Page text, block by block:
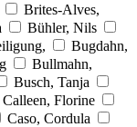
Brites-Alves,
Bühler, Nils
Bugdahn,
Bullmahn,
Busch, Tanja
Calleen, Florine
Caso, Cordula